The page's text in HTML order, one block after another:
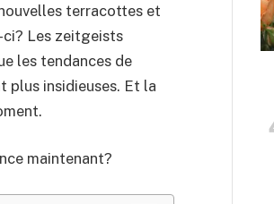
terracottes et
ci? Les zeitgeists
les tendances de
plus insidieuses. Et la
maintenant?